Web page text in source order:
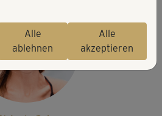
Alle
ablehnen
Alle
akzeptieren